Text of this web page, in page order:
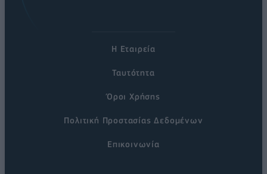
Η Εταιρεία
Ταυτότητα
Όροι Χρήσης
Πολιτική Προστασίας Δεδομένων
Επικοινωνία